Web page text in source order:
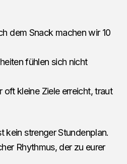
dem Snack machen wir 10
fühlen sich nicht
oft kleine Ziele erreicht, traut
kein strenger Stundenplan.
Rhythmus, der zu eurer